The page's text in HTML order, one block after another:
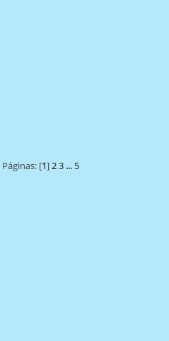
Páginas: [1]2 3 ... 5